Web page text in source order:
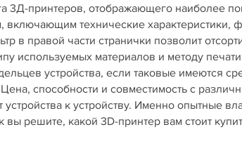
3Д-принтеров, отображающего наиболее
включающим технические характеристики,
в правой части странички позволит
используемых материалов и методу
устройства, если таковые имеются
способности и совместимость с
устройства к устройству. Именно опытные
решите, какой 3D-принтер вам стоит